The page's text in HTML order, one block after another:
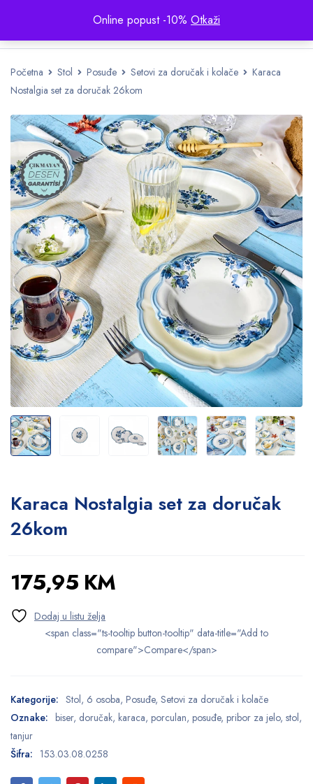
Online popust -10% Otkaži
Početna Stol Posuđe Setovi za doručak i kolače
Karaca
Nostalgia set za doručak 26kom
Karaca Nostalgia set za doručak
26kom
175,95 KM
<span class="ts-tooltip button-tooltip" data-title="Add to
compare">Compare</span>
Kategorije: Stol, 6 osoba, Posuđe, Setovi za doručak i kolače
Oznake: biser, doručak, karaca, porculan, posuđe, pribor za jelo, stol,
tanjur
Šifra: 153.03.08.0258